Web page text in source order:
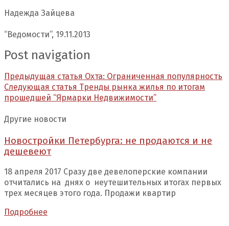
Надежда Зайцева
“Ведомости”, 19.11.2013
Post navigation
Предыдущая статья Охта: Ограниченная популярность
Следующая статья Тренды рынка жилья по итогам
прошедшей “Ярмарки Недвижимости”
Другие новости
Новостройки Петербурга: не продаются и не
дешевеют
18 апреля 2017 Сразу две девелоперские компании
отчитались на днях о неутешительных итогах первых
трех месяцев этого года. Продажи квартир
Подробнее